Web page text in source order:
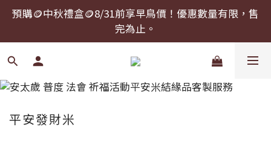
預購🪙中秋禮盒🪙8/31前享早鳥價！優惠數量有限，售
完為止。
預購🪙中秋禮盒🪙8/31前享早鳥價！優惠數量有限，售
完為止。
中秋禮盒提前下單，可以指定到貨日期！
平安發財米